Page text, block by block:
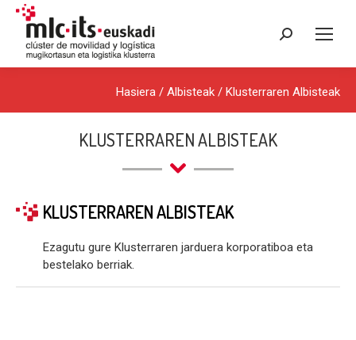
Search:
Hasiera / Albisteak / Klusterraren Albisteak
KLUSTERRAREN ALBISTEAK
KLUSTERRAREN ALBISTEAK
Ezagutu gure Klusterraren jarduera korporatiboa eta
bestelako berriak.